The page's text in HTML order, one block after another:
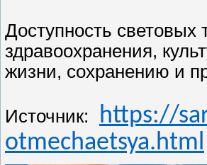
Доступность световых
здравоохранения,
жизни, сохранению и
Источник:
https://
otmechaetsya.html